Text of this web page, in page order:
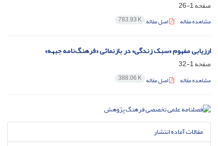
صفحه1-26
مشاهده مقاله اصل مقاله 783.93 K
ارزیابی مفهوم «سبک زندگی» در بازنمائی «فرهنگ‌نامه جبهه»
صفحه1-32
مشاهده مقاله اصل مقاله 388.06 K
مقالات آماده انتشار